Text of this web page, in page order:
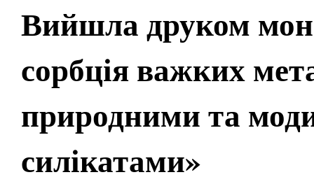
Вийшла друком
сорбція важких
природними та
силікатами»